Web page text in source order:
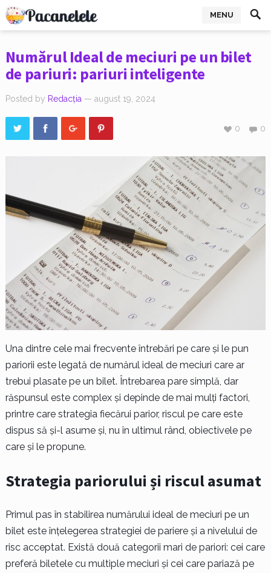
MENU
Numărul Ideal de meciuri pe un bilet
de pariuri: pariuri inteligente
Posted by Redacția — august 19, 2024
0
0
Una dintre cele mai frecvente întrebări pe care și le pun
pariorii este legată de numărul ideal de meciuri care ar
trebui plasate pe un bilet. Întrebarea pare simplă, dar
răspunsul este complex și depinde de mai mulți factori,
printre care strategia fiecărui parior, riscul pe care este
dispus să și-l asume și, nu în ultimul rând, obiectivele pe
care și le propune.
Strategia pariorului și riscul asumat
Primul pas în stabilirea numărului ideal de meciuri pe un
bilet este înțelegerea strategiei de pariere și a nivelului de
risc acceptat. Există două categorii mari de pariori: cei care
preferă biletele cu multiple meciuri și cei care pariază pe